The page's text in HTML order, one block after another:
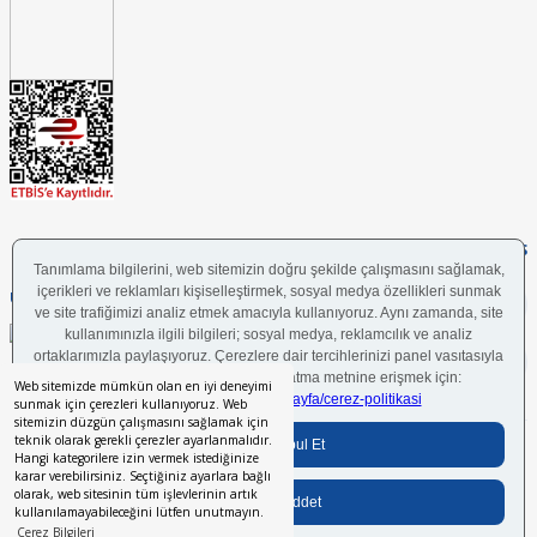
Web sitemizde mümkün olan en iyi deneyimi
sunmak için çerezleri kullanıyoruz. Web
sitemizin düzgün çalışmasını sağlamak için
teknik olarak gerekli çerezler ayarlanmalıdır.
Hangi kategorilere izin vermek istediğinize
karar verebilirsiniz. Seçtiğiniz ayarlara bağlı
olarak, web sitesinin tüm işlevlerinin artık
kullanılamayabileceğini lütfen unutmayın.
Çerez Bilgileri
UYGULAMAMIZI İNDİRİN
FOLLOW US
Bilgi Toplumu Hizmetleri BGYS Politikası Çerez Politikası
© 2024 İstikbal Mobilya A.Ş.